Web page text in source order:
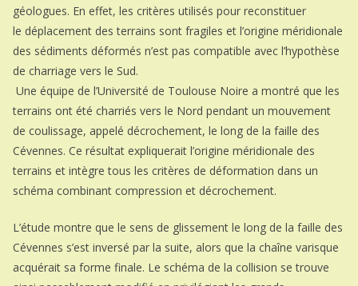
géologues. En effet, les critères utilisés pour reconstituer
le déplacement des terrains sont fragiles et l’origine méridionale
des sédiments déformés n’est pas compatible avec l’hypothèse
de charriage vers le Sud.
Une équipe de l’Université de Toulouse Noire a montré que les
terrains ont été charriés vers le Nord pendant un mouvement
de coulissage, appelé décrochement, le long de la faille des
Cévennes. Ce résultat expliquerait l’origine méridionale des
terrains et intègre tous les critères de déformation dans un
schéma combinant compression et décrochement.
L’étude montre que le sens de glissement le long de la faille des
Cévennes s’est inversé par la suite, alors que la chaîne varisque
acquérait sa forme finale. Le schéma de la collision se trouve